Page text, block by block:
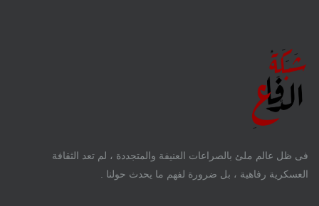
فى ظل عالم ملئ بالصراعات العنيفة والمتجددة ، لم تعد الثقافة
العسكرية رفاهية ، بل ضرورة لفهم ما يحدث حولنا .